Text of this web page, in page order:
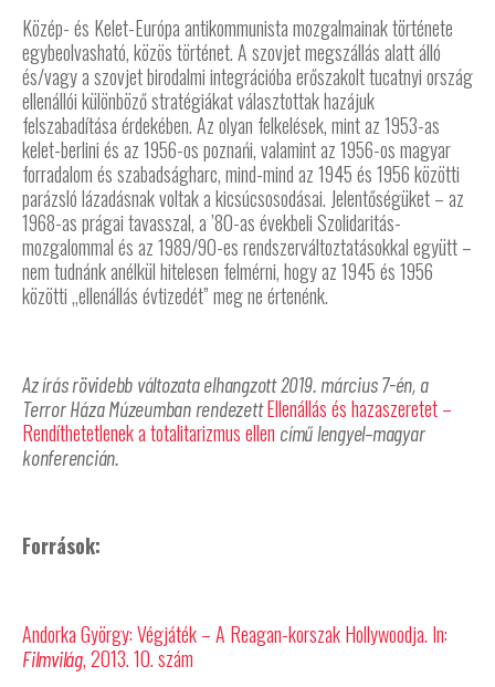
Közép- és Kelet-Európa antikommunista mozgalmainak története
egybeolvasható, közös történet. A szovjet megszállás alatt álló
és/vagy a szovjet birodalmi integrációba erőszakolt tucatnyi ország
ellenállói különböző stratégiákat választottak hazájuk
felszabadítása érdekében. Az olyan felkelések, mint az 1953-as
kelet-berlini és az 1956-os poznańi, valamint az 1956-os magyar
forradalom és szabadságharc, mind-mind az 1945 és 1956 közötti
parázsló lázadásnak voltak a kicsúcsosodásai. Jelentőségüket – az
1968-as prágai tavasszal, a ’80-as évekbeli Szolidaritás-
mozgalommal és az 1989/90-es rendszerváltoztatásokkal együtt –
nem tudnánk anélkül hitelesen felmérni, hogy az 1945 és 1956
közötti „ellenállás évtizedét” meg ne értenénk.
Az írás rövidebb változata elhangzott 2019. március 7-én, a
Terror Háza Múzeumban rendezettEllenállás és hazaszeretet –
Rendíthetetlenek a totalitarizmus ellen című lengyel–magyar
konferencián.
Források:
Andorka György: Végjáték – A Reagan-korszak Hollywoodja. In:
Filmvilág, 2013. 10. szám